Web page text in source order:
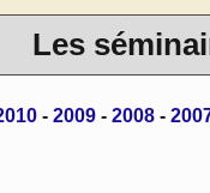
Les
- 2009 - 2008 -